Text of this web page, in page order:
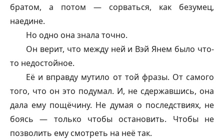
братом, а потом — сорваться, как безумец,
наедине.
Но одно она знала точно.
Он верит, что между ней и Вэй Янем было что-
то недостойное.
Её и вправду мутило от той фразы. От самого
того, что он это подумал. И, не сдержавшись, она
дала ему пощёчину. Не думая о последствиях, не
боясь — только чтобы остановить. Чтобы не
позволить ему смотреть на неё так.